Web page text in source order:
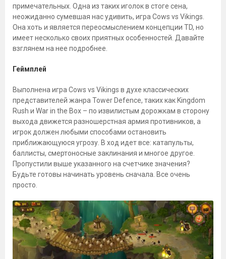
примечательных. Одна из таких иголок в стоге сена,
неожиданно сумевшая нас удивить, игра Cows vs Vikings.
Она хоть и является переосмыслением концепции TD, но
имеет несколько своих приятных особенностей. Давайте
взглянем на нее подробнее.
Геймплей
Выполнена игра Cows vs Vikings в духе классических
представителей жанра Tower Defence, таких как Kingdom
Rush и War in the Box – по извилистым дорожкам в сторону
выхода движется разношерстная армия противников, а
игрок должен любыми способами остановить
приближающуюся угрозу. В ход идет все: катапульты,
баллисты, смертоносные заклинания и многое другое.
Пропустили выше указанного на счетчике значения?
Будьте готовы начинать уровень сначала. Все очень
просто.